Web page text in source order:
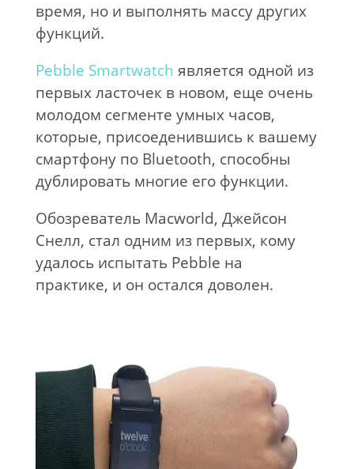
время, но и выполнять массу других
функций.
Pebble Smartwatch является одной из
первых ласточек в новом, еще очень
молодом сегменте умных часов,
которые, присоеденившись к вашему
смартфону по Bluetooth, способны
дублировать многие его функции.
Обозреватель Macworld, Джейсон
Снелл, стал одним из первых, кому
удалось испытать Pebble на
практике, и он остался доволен.